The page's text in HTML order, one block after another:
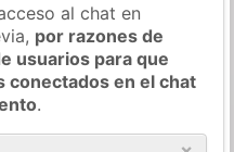
al chat en
por razones de
usuarios para que
conectados en el chat
.